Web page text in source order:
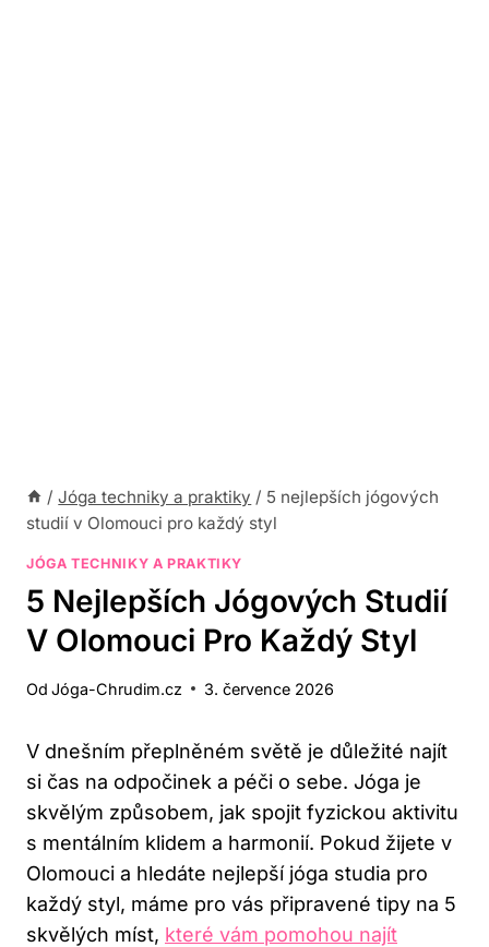
/ Jóga techniky a praktiky / 5 nejlepších jógových
studií v Olomouci pro každý styl
JÓGA TECHNIKY A PRAKTIKY
5 Nejlepších Jógových Studií
V Olomouci Pro Každý Styl
Od Jóga-Chrudim.cz 3. července 2026
V dnešním přeplněném světě je důležité najít
si čas na odpočinek a péči ‌o sebe. Jóga je
skvělým způsobem, ⁢jak spojit ​fyzickou aktivitu‍
s mentálním klidem a ​harmonií. Pokud žijete‌ v‍
Olomouci a hledáte nejlepší jóga studia pro
každý styl, máme pro vás připravené tipy na 5
skvělých míst, které vám pomohou najít